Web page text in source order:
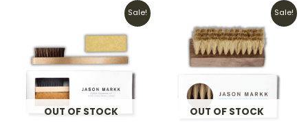
Sale!
OUT OF STOCK
Current
HKD$130.
Sale!
OUT OF STOCK
was:
HKD$110.
is:
HKD$90.